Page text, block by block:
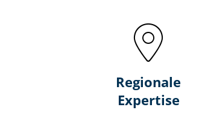
Regionale
Expertise